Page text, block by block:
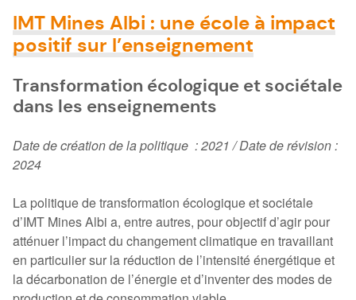
IMT Mines Albi : une école à impact
positif sur l’enseignement
Transformation écologique et sociétale
dans les enseignements
Date de création de la politique : 2021 / Date de révision :
2024
La politique de transformation écologique et sociétale
d’IMT Mines Albi a, entre autres, pour objectif d’agir pour
atténuer l’impact du changement climatique en travaillant
en particulier sur la réduction de l’intensité énergétique et
la décarbonation de l’énergie et d’inventer des modes de